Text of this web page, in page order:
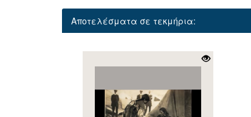
Αποτελέσματα σε τεκμήρια: